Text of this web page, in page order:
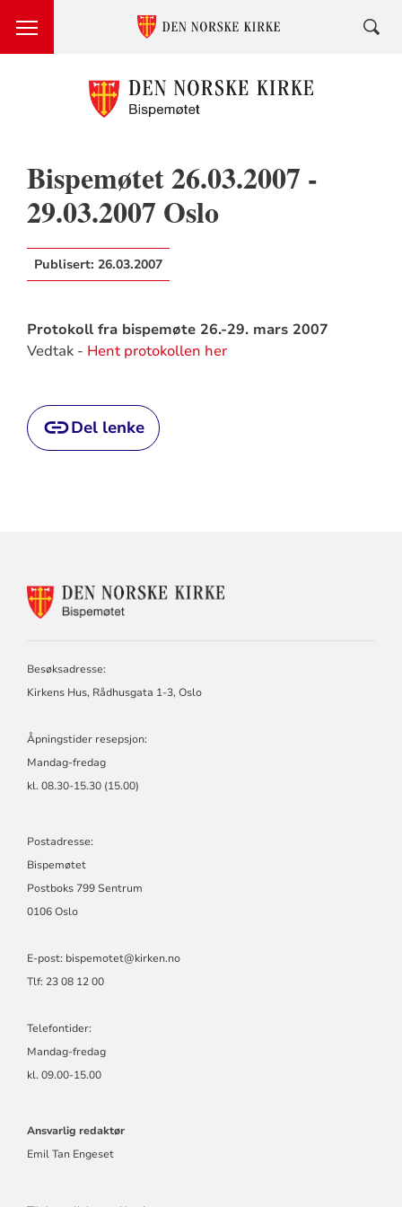
Bispemøtet 26.03.2007 -
29.03.2007 Oslo
Publisert: 26.03.2007
Protokoll fra bispemøte 26.-29. mars 2007
Vedtak - Hent protokollen her
Del lenke
KONTAKTINFORMASJON
Besøksadresse:
Kirkens Hus, Rådhusgata 1-3, Oslo
Åpningstider resepsjon:
Mandag-fredag
kl. 08.30-15.30 (15.00)
Postadresse:
Bispemøtet
Postboks 799 Sentrum
0106 Oslo
E-post: bispemotet@kirken.no
Tlf: 23 08 12 00
Telefontider:
Mandag-fredag
kl. 09.00-15.00
Ansvarlig redaktør
Emil Tan Engeset